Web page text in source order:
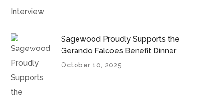
Sagewood Proudly Supports the
Gerando Falcoes Benefit Dinner
October 10, 2025